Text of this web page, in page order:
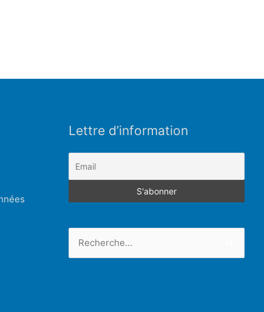
Lettre d’information